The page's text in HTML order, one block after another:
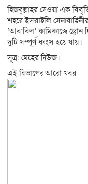
হিজবুল্লাহর দেওয়া এক
শহরে ইসরাইলি
‘আবাবিল’ কামিকাজে ড্রোন
দুটি সম্পূর্ণ ধ্বংস হয়ে যায়।
সূত্র: মেহের নিউজ।
এই বিভাগের আরো খবর